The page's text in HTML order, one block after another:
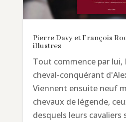
Pierre Davy et François
illustres
Tout commence par lui,
cheval-conquérant
Viennent ensuite neuf
chevaux de légende,
desquels leurs cavaliers